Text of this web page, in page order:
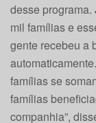
desse
mil famílias e
gente recebeu a
famílias se
famílias
companhia”,